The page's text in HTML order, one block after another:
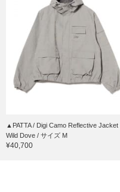
▲PATTA / Digi Camo Reflective Jacket
Wild Dove / サイズ M
¥40,700